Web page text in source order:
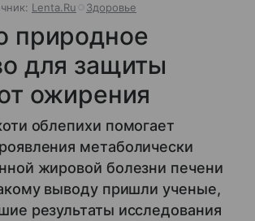
Lenta.Ru Здоровье
природное
для защиты
ожирения
облепихи помогает
метаболически
жировой болезни печени
выводу пришли ученые,
результаты исследования